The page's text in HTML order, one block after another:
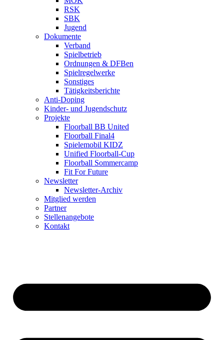
RSK
SBK
Jugend
Dokumente
Verband
Spielbetrieb
Ordnungen & DFBen
Spielregelwerke
Sonstiges
Tätigkeitsberichte
Anti-Doping
Kinder- und Jugendschutz
Projekte
Floorball BB United
Floorball Final4
Spielemobil KIDZ
Unified Floorball-Cup
Floorball Sommercamp
Fit For Future
Newsletter
Newsletter-Archiv
Mitglied werden
Partner
Stellenangebote
Kontakt